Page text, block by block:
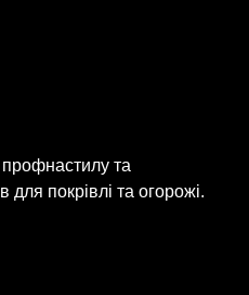
та
для покрівлі та огорожі.